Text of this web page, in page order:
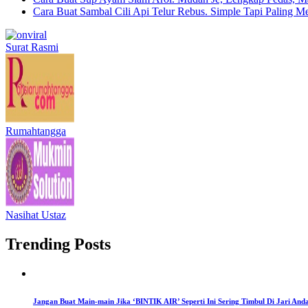
Cara Buat Sambal Cili Api Telur Rebus. Simple Tapi Paling
Surat Rasmi
Rumahtangga
Nasihat Ustaz
Trending Posts
Jangan Buat Main-main Jika ‘BINTIK AIR’ Seperti Ini Sering Timbul Di Jari